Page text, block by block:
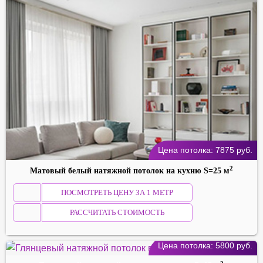
Цена потолка: 7875 руб.
Матовый белый натяжной потолок на кухню S=25 м2
ПОСМОТРЕТЬ ЦЕНУ ЗА 1 МЕТР
РАССЧИТАТЬ СТОИМОСТЬ
Цена потолка: 5800 руб.